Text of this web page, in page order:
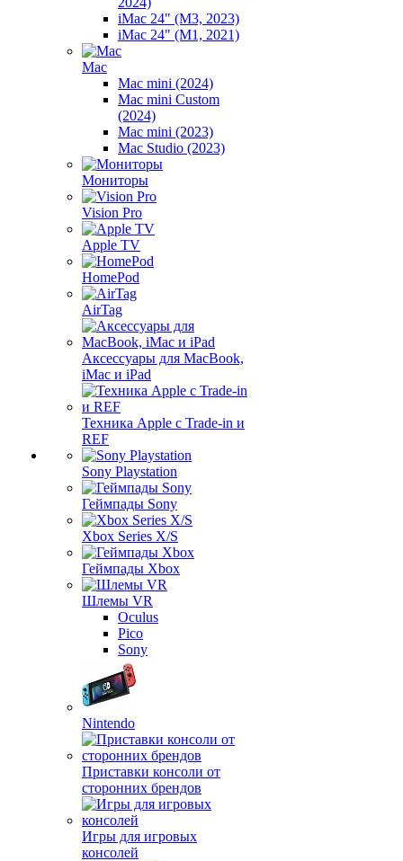
iMac 24" (M3, 2023)
iMac 24" (M1, 2021)
Mac
Mac mini (2024)
Mac mini Custom
(2024)
Mac mini (2023)
Mac Studio (2023)
Мониторы
Vision Pro
Apple TV
HomePod
AirTag
Аксессуары для MacBook,
iMac и iPad
Техника Apple с Trade-in и
REF
Sony Playstation
Геймпады Sony
Xbox Series X/S
Геймпады Xbox
Шлемы VR
Oculus
Pico
Sony
Nintendo
Приставки консоли от
сторонних брендов
Игры для игровых
консолей